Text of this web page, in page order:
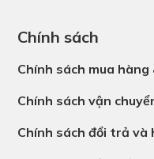
Chính sách
Chính sách mua
Chính sách vận
Chính sách đổi trả và